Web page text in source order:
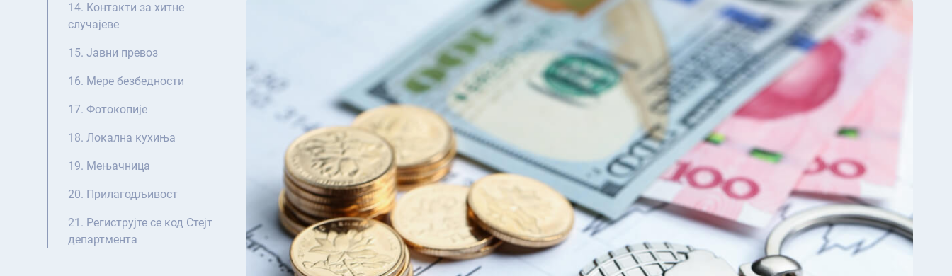
14. Контакти за хитне
случајеве
15. Јавни превоз
16. Мере безбедности
17. Фотокопије
18. Локална кухиња
19. Мењачница
20. Прилагодљивост
21. Региструјте се код Стејт
департмента